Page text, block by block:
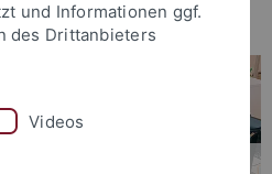
und Informationen ggf.
des Drittanbieters
Videos